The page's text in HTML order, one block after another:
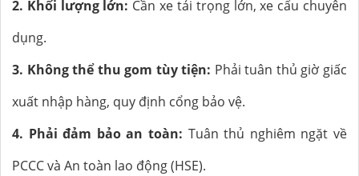
2. Khối lượng lớn: Cần xe tải trọng lớn, xe cẩu chuyên
dụng.
3. Không thể thu gom tùy tiện: Phải tuân thủ giờ giấc
xuất nhập hàng, quy định cổng bảo vệ.
4. Phải đảm bảo an toàn: Tuân thủ nghiêm ngặt về
PCCC và An toàn lao động (HSE).